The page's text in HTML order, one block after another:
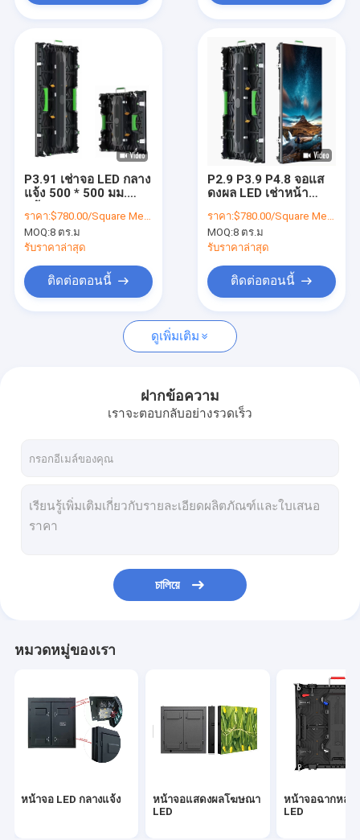
สินค้า
แสดง VR
เกี่ยวกับเรา
ติดต่อเรา
ข่าว
หน้าจอแสดงผลโฆษณา LED
หน้าจอฉากหลังเวที LED
จอแสดงผล LED ให้เช่ากลางแจ้ง
ผนังวิดีโอ LED ของโบสถ์
หน้าจอม่าน LED
จอแสดงผล LED แบบกำหนดเอง
แผงหน้าจอ LED แบบยืดหยุ่น
P3.91 เช่าจอ LED กลาง
แจ้ง 500 * 500 มม.
500 * 1,000 มม
ราคา:$780.00/Square Meters 8-49 Square Meters
MOQ:8 ตร.ม
รับราคาล่าสุด
ติดต่อตอนนี้
P2.9 P3.9 P4.8 จอแส
ดงผล LED เช่าหน้า
แจ้ง
ราคา:$780.00/Square Meters 8-49 Square Meters
MOQ:8 ตร.ม
รับราคาล่าสุด
ติดต่อตอนนี้
ดูเพิ่มเติม
ฝากข้อความ
เราจะตอบกลับอย่างรวดเร็ว
চালিয়ে
หมวดหมู่ของเรา
หน้าจอ LED กลางแจ้ง
หน้าจอแสดงผลโฆษณา
LED
หน้าจอฉากหลัง
LED